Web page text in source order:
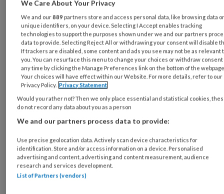
dat laat zien hoe voetbal zorgde voor afleiding
en het ontwikkelen van zijn talenten. Zijn
natuurkundeleraar, bij wie de deur altijd
openstond, zorgde ervoor dat Kevin zich altijd
welkom voelde door te zeggen: ‘Ga even
zitten, dan kom ik zo bij je.’ Andere
leerkrachten droegen bij door Kevin de keuze
te geven op een rustige plek met de lesstof
aan de slag te gaan.
We Care About Your Privacy
We and our889 partners store and access personal data, like browsing data
unique identifiers, on your device. Selecting I Accept enables tracking
technologies to support the purposes shown under we and our partners
data to provide. Selecting Reject All or withdrawing your consent will disable
If trackers are disabled, some content and ads you see may not be as relevant
you. You can resurface this menu to change your choices or withdraw consent
any time by clicking the Manage Preferences link on the bottom of the
Your choices will have effect within our Website. For more details, refer to our
Privacy Policy. Privacy Statement
Would you rather not? Then we only place essential and statistical cookies,
do not record any data about you as a person
We and our partners process data to provide:
Use precise geolocation data. Actively scan device characteristics for
identification. Store and/or access information on a device. Personalised
advertising and content, advertising and content measurement, audience
research and services development.
List of Partners (vendors)